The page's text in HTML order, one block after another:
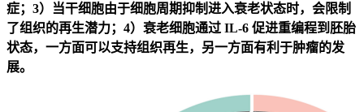
症；3）当干细胞由于细胞周期抑制进入衰老状态时，会限制
了组织的再生潜力；4）衰老细胞通过 IL-6 促进重编程到胚胎
状态，一方面可以支持组织再生，另一方面有利于肿瘤的发
展。